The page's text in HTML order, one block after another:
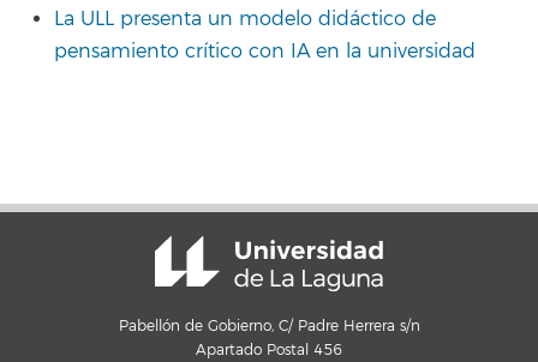
La ULL presenta un modelo didáctico de
pensamiento crítico con IA en la universidad
Pabellón de Gobierno, C/ Padre Herrera s/n
Apartado Postal 456